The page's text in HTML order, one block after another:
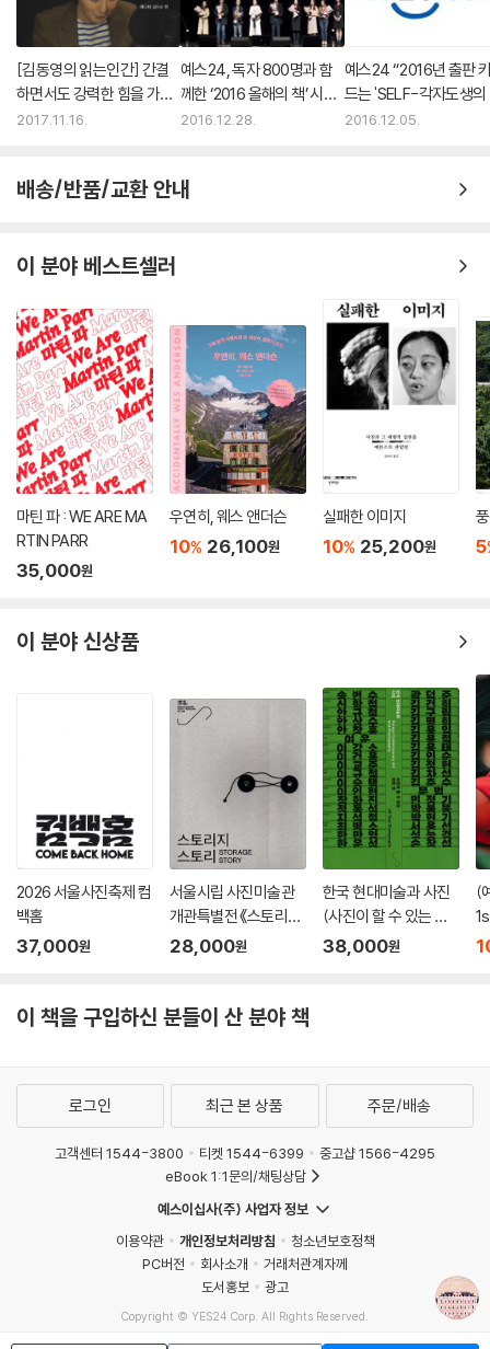
[김동영의 읽는인간] 간결
하면서도 강력한 힘을 가진
문장
2017.11.16.
예스24, 독자 800명과 함
께한 ‘2016 올해의 책’ 시상
식
2016.12.28.
예스24 “2016년 출판
드는 'SELF-각자도생의
대’”
2016.12.05.
배송/반품/교환 안내
이 분야 베스트셀러
마틴 파 : WE ARE MA
RTIN PARR
35,000원
우연히, 웨스 앤더슨
10% 26,100원
실패한 이미지
10% 25,200원 5
이 분야 신상품
2026 서울사진축제 컴
백홈
37,000원
서울시립 사진미술관
개관특별전 《스토리지
스토리》
28,000원
한국 현대미술과 사진
(사진이 할 수 있는 모
든 것)
38,000원
(
이 책을 구입하신 분들이 산 분야 책
로그인 최근 본 상품 주문/배송
고객센터 1544-3800 티켓 1544-6399
중고샵 1566-4295
eBook 1:1문의/채팅상담
예스이십사(주) 사업자 정보
이용약관
개인정보처리방침
청소년보호정책
PC버전
회사소개
거래처관계자께
도서홍보
광고
Copyright © YES24 Corp. All Rights Reserved.